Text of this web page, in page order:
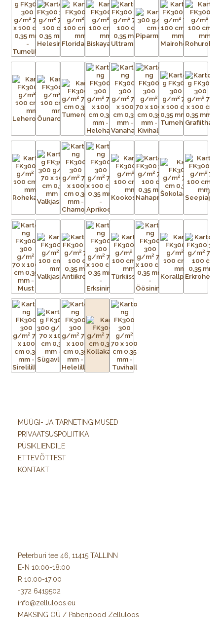
MÜÜGI- JA TARNETINGIMUSED
PRIVAATSUSPOLIITIKA
PÜSIKLIENDILE
ETTEVÕTTEST
KONTAKT
Peterburi tee 46, 11415 TALLINN
E-N 10:00-18:00
R 10:00-17:00
+372 6419502
info@zelluloos.eu
MAKSING OÜ / Paberipood Zelluloos